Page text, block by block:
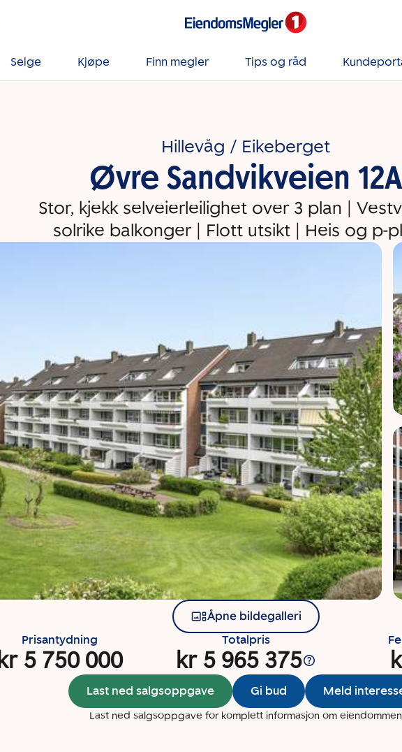
Selge Kjøpe Finn megler Tips og råd
Hillevåg / Eikeberget
Øvre Sandvikveien 12A
Stor, kjekk selveierleilighet over 3 plan |
solrike balkonger | Flott utsikt | Heis og p-
Åpne bildegalleri
Prisantydning
kr 5 750 000
Totalpris
kr 5 965 375
Last ned salgsoppgave Gi bud Meld
Last ned salgsoppgave for komplett informasjon om eiendommen